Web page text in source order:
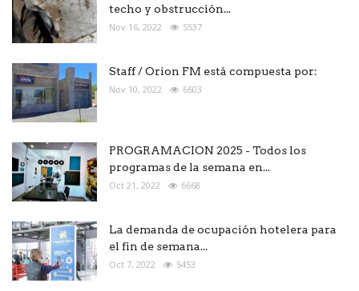
techo y obstrucción...
Nov 16, 2022 5537
Staff / Orion FM está compuesta por:
Nov 10, 2022 6603
PROGRAMACION 2025 - Todos los
programas de la semana en...
Oct 21, 2022 6668
La demanda de ocupación hotelera para
el fin de semana...
Oct 7, 2022 5453